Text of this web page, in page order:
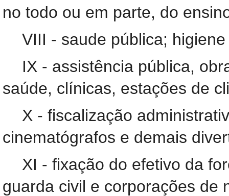
no todo ou em parte, do
VIII - saude pública;
IX - assistência pública,
saúde, clínicas, estações de
X - fiscalização
cinematógrafos e demais
XI - fixação do efetivo da
guarda civil e corporações de